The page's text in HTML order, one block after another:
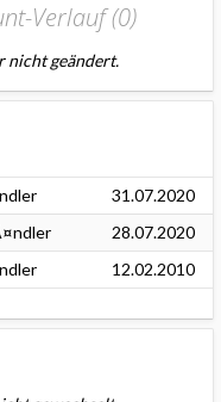
Verlauf (0)
nicht geändert.
31.07.2020
28.07.2020
12.02.2010